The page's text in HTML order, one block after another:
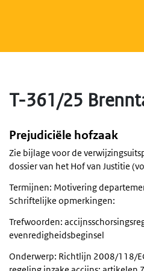
T-361/25
Prejudiciële hofzaak
Zie bijlage voor de
dossier van het Hof van Justitie
Termijnen: Motivering
Schriftelijke opmerkingen:
Trefwoorden:
evenredigheidsbeginsel
Onderwerp: Richtlijn 2008/118/